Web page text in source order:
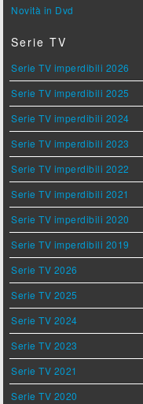
Novità in Dvd
Serie TV
Serie TV imperdibili 2026
Serie TV imperdibili 2025
Serie TV imperdibili 2024
Serie TV imperdibili 2023
Serie TV imperdibili 2022
Serie TV imperdibili 2021
Serie TV imperdibili 2020
Serie TV imperdibili 2019
Serie TV 2026
Serie TV 2025
Serie TV 2024
Serie TV 2023
Serie TV 2021
Serie TV 2020